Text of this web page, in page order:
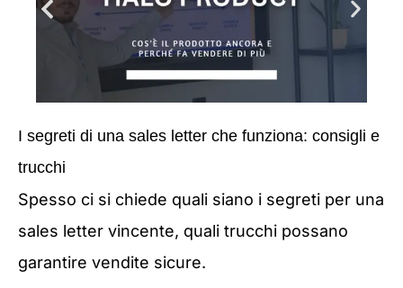
I segreti di una sales letter che funziona: consigli e
trucchi
Spesso ci si chiede quali siano i segreti per una
sales letter vincente, quali trucchi possano
garantire vendite sicure.